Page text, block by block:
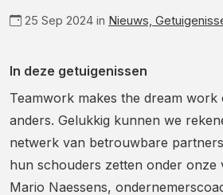
25 Sep 2024 in Nieuws,
In deze getuigenissen
Teamwork makes the dream work
anders. Gelukkig kunnen we
netwerk van betrouwbare
hun schouders zetten onder onze
Mario Naessens,